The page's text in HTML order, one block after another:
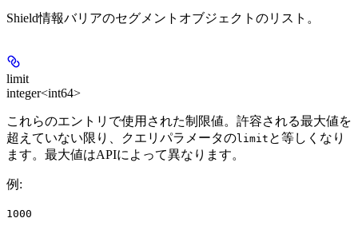
Shield情報バリアのセグメントオブジェクトのリスト。
limit
integer<int64>
これらのエントリで使用された制限値。許容される最大値を
超えていない限り、クエリパラメータのlimit と等しくなり
ます。最大値はAPIによって異なります。
例 :
1000